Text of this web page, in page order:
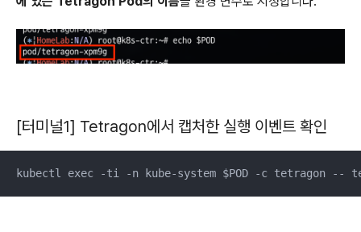
[터미널1] Tetragon에서 캡처한 실행 이벤트 확인
kubectl exec -ti -n kube-system $POD -c tetragon --